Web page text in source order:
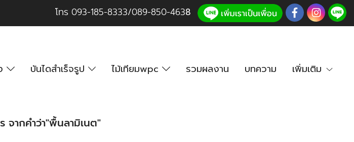
โทร 093-185-8333/089-850-4638
บันไดสำเร็จรูป ไม้เทียมwpc รวมผลงาน บทความ เพิ่มเติม
จากคำว่า"พื้นลามิเนต"